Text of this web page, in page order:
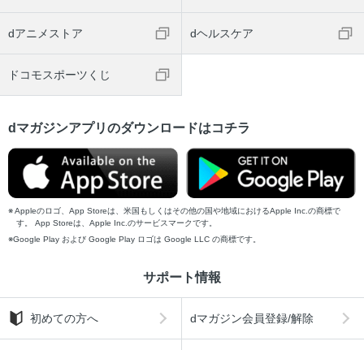
dアニメストア dヘルスケア
ドコモスポーツくじ
dマガジンアプリのダウンロードはコチラ
Appleのロゴ、App Storeは、米国もしくはその他の国や地域におけるApple Inc.の商標で
す。 App Storeは、Apple Inc.のサービスマークです。
Google Play および Google Play ロゴは Google LLC の商標です。
サポート情報
初めての方へ dマガジン会員登録/解除